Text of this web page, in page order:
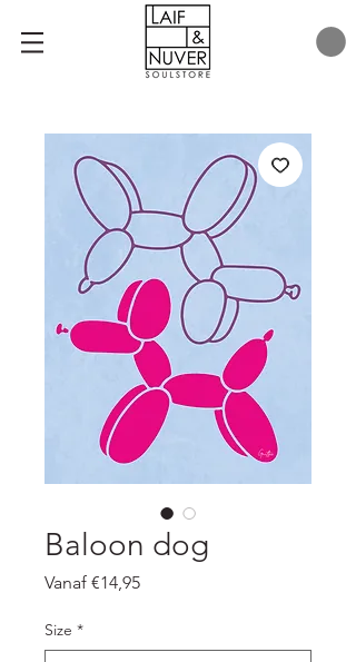
Baloon dog
Vanaf €14,95Verkoopprijs
Size *